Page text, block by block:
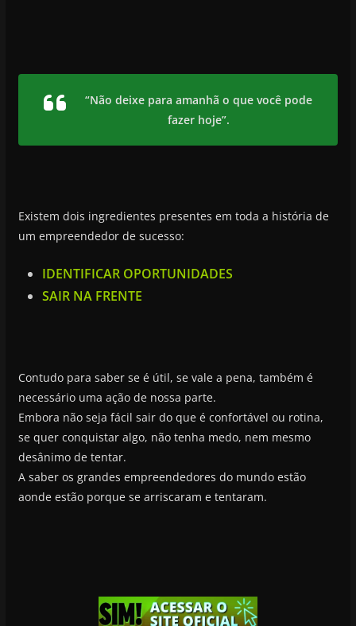
“Não deixe para amanhã o que você pode
fazer hoje”.
Existem dois ingredientes presentes em toda a história de
um empreendedor de sucesso:
IDENTIFICAR OPORTUNIDADES
SAIR NA FRENTE
Contudo para saber se é útil, se vale a pena, também é
necessário uma ação de nossa parte.
Embora não seja fácil sair do que é confortável ou rotina,
se quer conquistar algo, não tenha medo, nem mesmo
desânimo de tentar.
A saber os grandes empreendedores do mundo estão
aonde estão porque se arriscaram e tentaram.